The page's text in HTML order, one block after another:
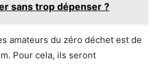
sans trop dépenser ?
amateurs du zéro déchet est de
Pour cela, ils seront